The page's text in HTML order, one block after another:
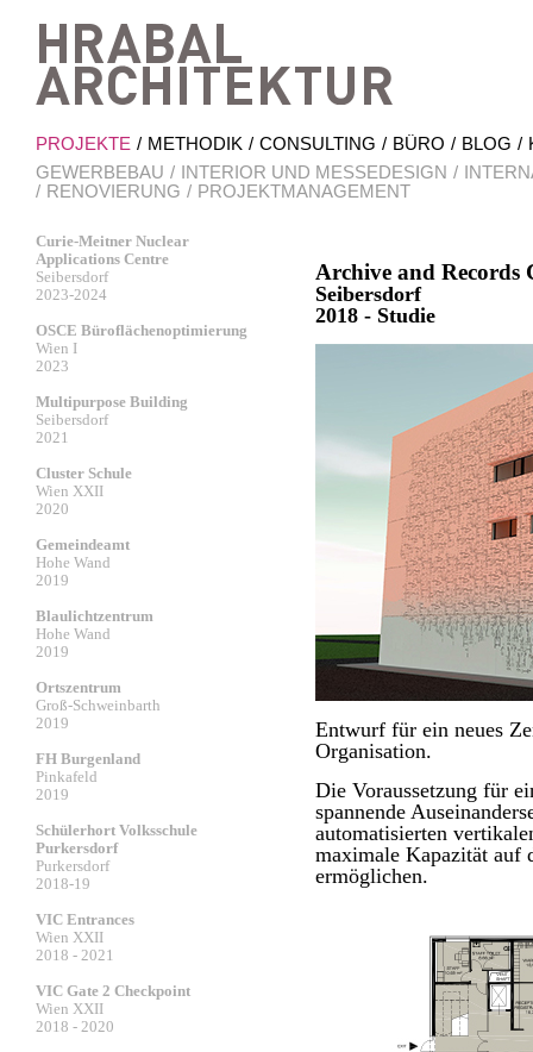
PROJEKTE METHODIK CONSULTING BÜRO BLOG
GEWERBEBAU
INTERIOR UND MESSEDESIGN
RENOVIERUNG
PROJEKTMANAGEMENT
Curie-Meitner Nuclear
Applications Centre
Seibersdorf
2023-2024
OSCE Büroflächenoptimierung
Wien I
2023
Multipurpose Building
Seibersdorf
2021
Cluster Schule
Wien XXII
2020
Gemeindeamt
Hohe Wand
2019
Blaulichtzentrum
Hohe Wand
2019
Ortszentrum
Groß-Schweinbarth
2019
FH Burgenland
Pinkafeld
2019
Schülerhort Volksschule
Purkersdorf
Purkersdorf
2018-19
VIC Entrances
Wien XXII
2018 - 2021
VIC Gate 2 Checkpoint
Wien XXII
2018 - 2020
Archive and Records
Seibersdorf
2018 - Studie
Entwurf für ein neues
Organisation.
Die Voraussetzung für
spannende
automatisierten
maximale Kapazität auf
ermöglichen.